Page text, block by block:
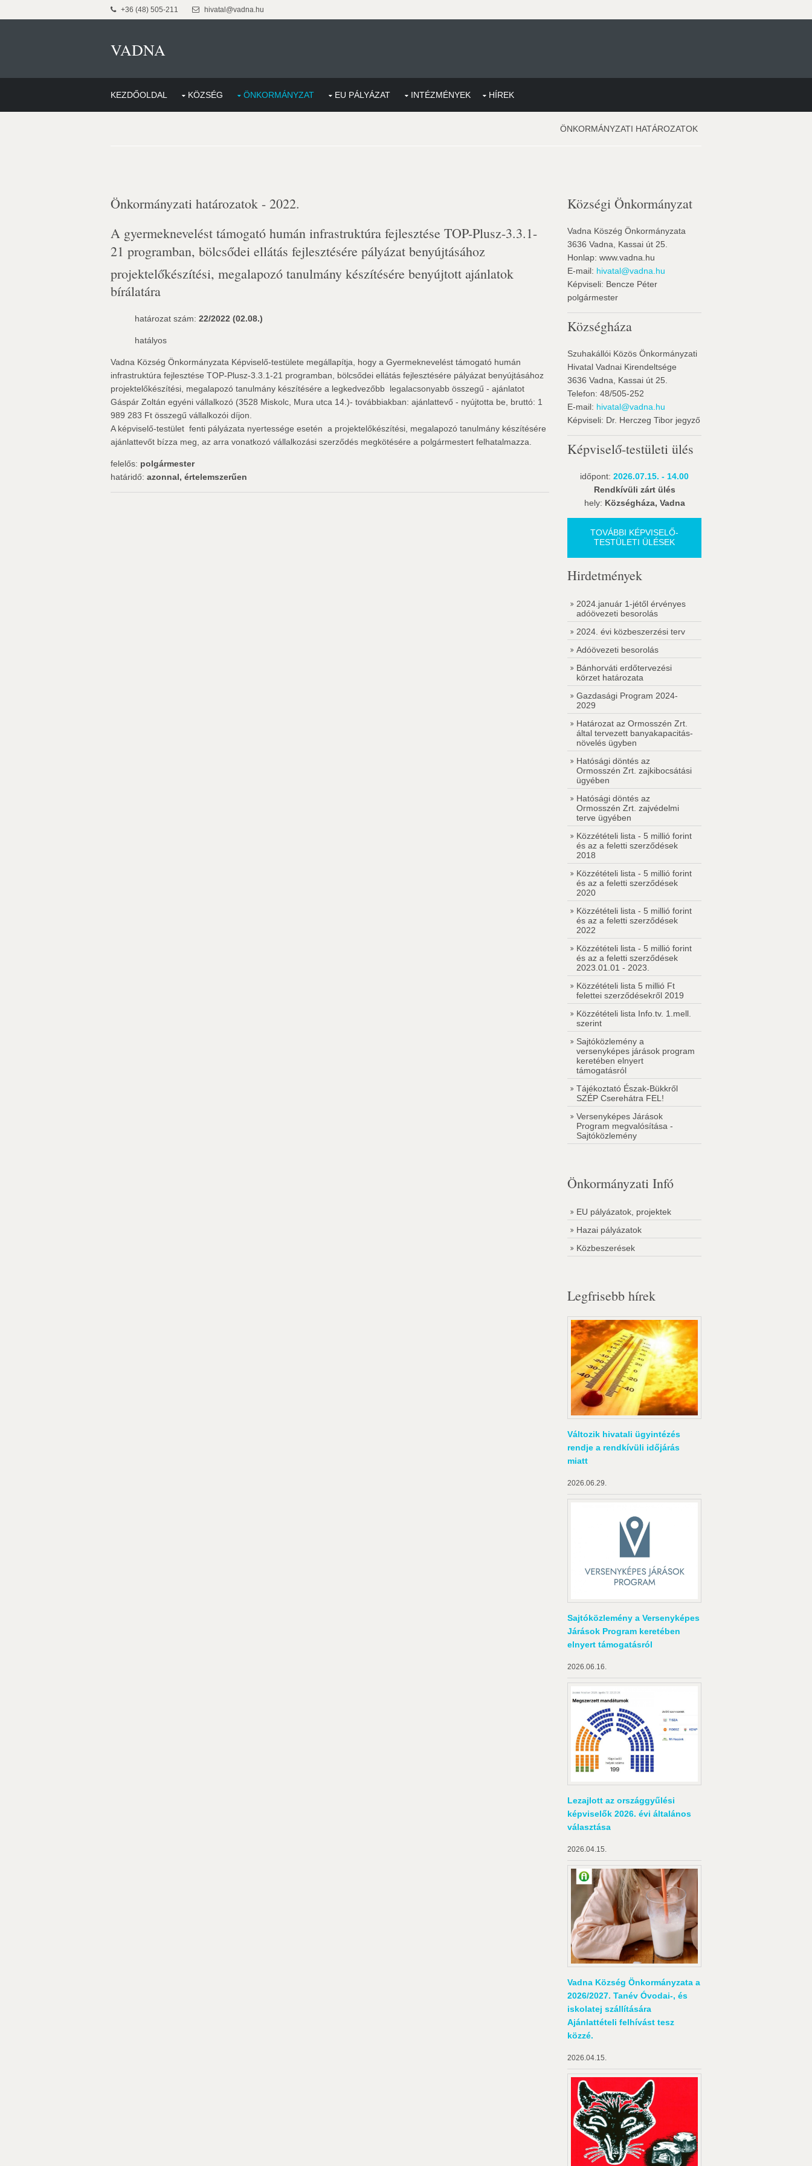
+36 (48) 505-211 hivatal@vadna.hu
VADNA
KEZDŐOLDAL KÖZSÉG ÖNKORMÁNYZAT EU PÁLYÁZAT INTÉZMÉNYEK HÍREK
ÖNKORMÁNYZATI HATÁROZATOK
Önkormányzati határozatok - 2022.
A gyermeknevelést támogató humán infrastruktúra fejlesztése TOP-Plusz-3.3.1-
21 programban, bölcsődei ellátás fejlesztésére pályázat benyújtásához
projektelőkészítési, megalapozó tanulmány készítésére benyújtott ajánlatok
bírálatára
határozat szám: 22/2022 (02.08.)
hatályos
Vadna Község Önkormányzata Képviselő-testülete megállapítja, hogy a Gyermeknevelést támogató humán
infrastruktúra fejlesztése TOP-Plusz-3.3.1-21 programban, bölcsődei ellátás fejlesztésére pályázat benyújtásához
projektelőkészítési, megalapozó tanulmány készítésére a legkedvezőbb  legalacsonyabb összegű - ajánlatot
Gáspár Zoltán egyéni vállalkozó (3528 Miskolc, Mura utca 14.)- továbbiakban: ajánlattevő - nyújtotta be, bruttó: 1
989 283 Ft összegű vállalkozói díjon.
A képviselő-testület  fenti pályázata nyertessége esetén  a projektelőkészítési, megalapozó tanulmány készítésére
ajánlattevőt bízza meg, az arra vonatkozó vállalkozási szerződés megkötésére a polgármestert felhatalmazza.
felelős: polgármester
határidő: azonnal, értelemszerűen
Községi Önkormányzat
Vadna Köszég Önkormányzata
3636 Vadna, Kassai út 25.
Honlap: www.vadna.hu
E-mail: hivatal@vadna.hu
Képviseli: Bencze Péter
polgármester
Községháza
Szuhakállói Közös Önkormányzati
Hivatal Vadnai Kirendeltsége
3636 Vadna, Kassai út 25.
Telefon: 48/505-252
E-mail: hivatal@vadna.hu
Képviseli: Dr. Herczeg Tibor jegyző
Képviselő-testületi ülés
időpont: 2026.07.15. - 14.00
Rendkívüli zárt ülés
hely: Községháza, Vadna
TOVÁBBI KÉPVISELŐ-
TESTÜLETI ÜLÉSEK
Hirdetmények
2024.január 1-jétől érvényes
adóövezeti besorolás
2024. évi közbeszerzési terv
Adóövezeti besorolás
Bánhorváti erdőtervezési
körzet határozata
Gazdasági Program 2024-
2029
Határozat az Ormosszén Zrt.
által tervezett banyakapacitás-
növelés ügyben
Hatósági döntés az
Ormosszén Zrt. zajkibocsátási
ügyében
Hatósági döntés az
Ormosszén Zrt. zajvédelmi
terve ügyében
Közzétételi lista - 5 millió forint
és az a feletti szerződések
2018
Közzétételi lista - 5 millió forint
és az a feletti szerződések
2020
Közzétételi lista - 5 millió forint
és az a feletti szerződések
2022
Közzétételi lista - 5 millió forint
és az a feletti szerződések
2023.01.01 - 2023.
Közzétételi lista 5 millió Ft
felettei szerződésekről 2019
Közzétételi lista Info.tv. 1.mell.
szerint
Sajtóközlemény a
versenyképes járások program
keretében elnyert
támogatásról
Tájékoztató Észak-Bükkről
SZÉP Cserehátra FEL!
Versenyképes Járások
Program megvalósítása -
Sajtóközlemény
Önkormányzati Infó
EU pályázatok, projektek
Hazai pályázatok
Közbeszerések
Legfrisebb hírek
Változik hivatali ügyintézés
rendje a rendkívüli időjárás
miatt
2026.06.29.
Sajtóközlemény a Versenyképes
Járások Program keretében
elnyert támogatásról
2026.06.16.
Lezajlott az országgyűlési
képviselők 2026. évi általános
választása
2026.04.15.
Vadna Község Önkormányzata a
2026/2027. Tanév Óvodai-, és
iskolatej szállítására
Ajánlattételi felhívást tesz
közzé.
2026.04.15.